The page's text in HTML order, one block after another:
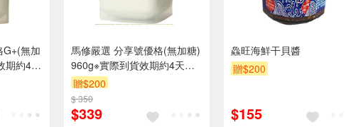
G+(無加
期約4天
馬修嚴選 分享號優格(無加糖)
960g※實際到貨效期約4天以
上
贈$200
$ 350
$339
鱻旺海鮮干貝醬
贈$200
$155